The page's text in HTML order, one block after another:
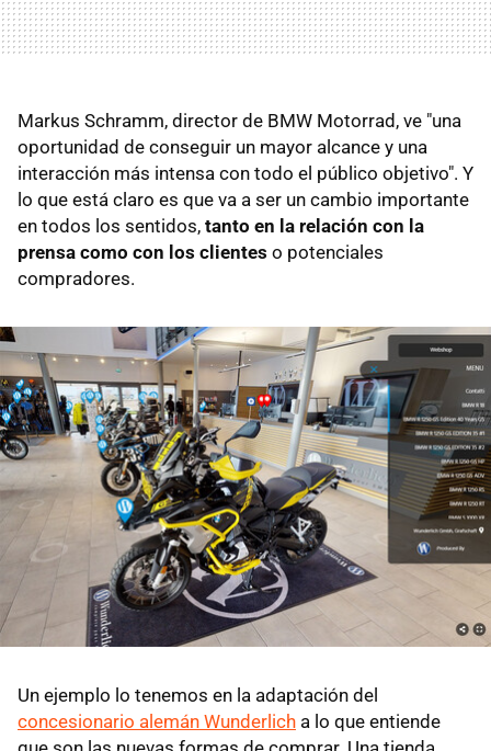
Markus Schramm, director de BMW Motorrad, ve "una
oportunidad de conseguir un mayor alcance y una
interacción más intensa con todo el público objetivo". Y
lo que está claro es que va a ser un cambio importante
en todos los sentidos, tanto en la relación con la
prensa como con los clientes o potenciales
compradores.
Un ejemplo lo tenemos en la adaptación del
concesionario alemán Wunderlich a lo que entiende